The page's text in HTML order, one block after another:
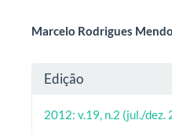
Conteúdo
artigo
principal
Marcelo Rodrigues
Detalhes
do
Edição
2012: v.19, n.2 (jul./dez.